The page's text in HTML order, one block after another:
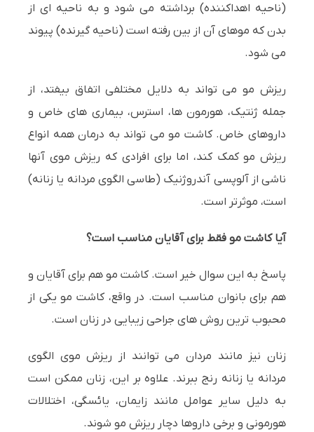
(ناحیه اهداکننده) برداشته می شود و به ناحیه ای از
بدن که موهای آن از بین رفته است (ناحیه گیرنده) پیوند
می شود.
ریزش مو می تواند به دلایل مختلفی اتفاق بیفتد، از
جمله ژنتیک، هورمون ها، استرس، بیماری های خاص و
داروهای خاص. کاشت مو می تواند به درمان همه انواع
ریزش مو کمک کند، اما برای افرادی که ریزش موی آنها
ناشی از آلوپسی آندروژنیک (طاسی الگوی مردانه یا زنانه)
است، موثرتر است.
آیا کاشت مو فقط برای آقایان مناسب است؟
پاسخ به این سوال خیر است. کاشت مو هم برای آقایان و
هم برای بانوان مناسب است. در واقع، کاشت مو یکی از
محبوب ترین روش های جراحی زیبایی در زنان است.
زنان نیز مانند مردان می توانند از ریزش موی الگوی
مردانه یا زنانه رنج ببرند. علاوه بر این، زنان ممکن است
به دلیل سایر عوامل مانند زایمان، یائسگی، اختلالات
هورمونی و برخی داروها دچار ریزش مو شوند.